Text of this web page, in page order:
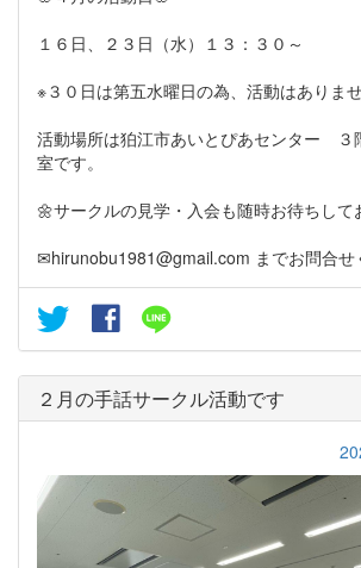
１６日、２３日（水）１３：３０～
※３０日は第五水曜日の為、活動はありませ
活動場所は狛江市あいとぴあセンター
室です。
🌼サークルの見学・入会も随時お待ちして
✉hirunobu1981@gmail.com までお問合せ
２月の手話サークル活動です